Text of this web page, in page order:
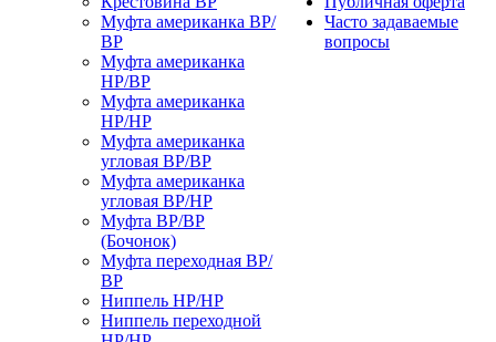
Муфта американка ВР/
ВР
Муфта американка
НР/ВР
Муфта американка
НР/НР
Муфта американка
угловая ВР/ВР
Муфта американка
угловая ВР/НР
Муфта ВР/ВР
(Бочонок)
Муфта переходная ВР/
ВР
Ниппель НР/НР
Ниппель переходной
Часто задаваемые
вопросы